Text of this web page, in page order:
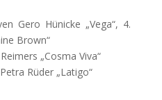
Gero Hünicke „Vega“, 4.
Brown“
„Cosma Viva“
Rüder „Latigo“